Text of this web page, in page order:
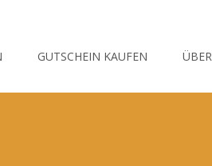
GUTSCHEIN KAUFEN